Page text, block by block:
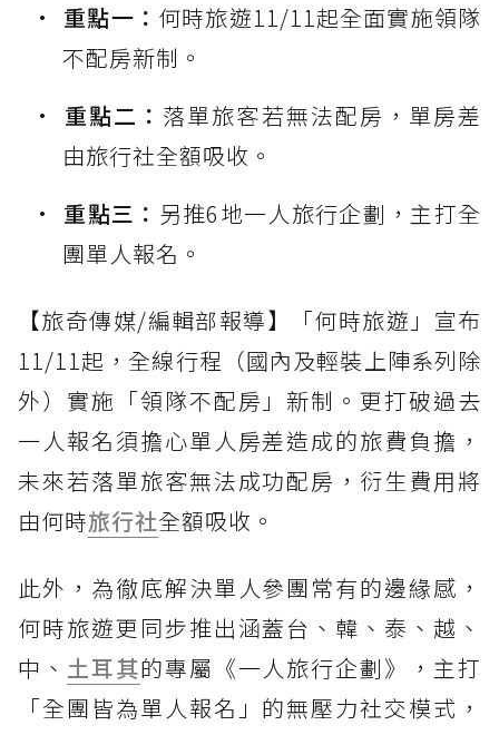
重點一： 何時旅遊11/11起全面實施領隊
不配房新制。
重點二： 落單旅客若無法配房，單房差
由旅行社全額吸收。
重點三： 另推6地一人旅行企劃，主打全
團單人報名。
【旅奇傳媒/編輯部報導】「何時旅遊」宣布
11/11起，全線行程（國內及輕裝上陣系列除
外）實施「領隊不配房」新制。更打破過去
一人報名須擔心單人房差造成的旅費負擔，
未來若落單旅客無法成功配房，衍生費用將
由何時旅行社全額吸收。
此外，為徹底解決單人參團常有的邊緣感，
何時旅遊更同步推出涵蓋台、韓、泰、越、
中、 土耳其的專屬《一人旅行企劃》，主打
「全團皆為單人報名」的無壓力社交模式，